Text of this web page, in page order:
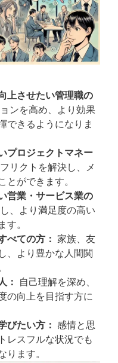
上させたい管理職の
ンを高め、より効果
できるようになりま
プロジェクトマネー
リクトを解決し、メ
とができます。
営業・サービス業の
、より満足度の高い
す。
べての方： 家族、友
、より豊かな人間関
：
自己理解を深め、
の向上を目指す方に
びたい方： 感情と思
レスフルな状況でも
ります。